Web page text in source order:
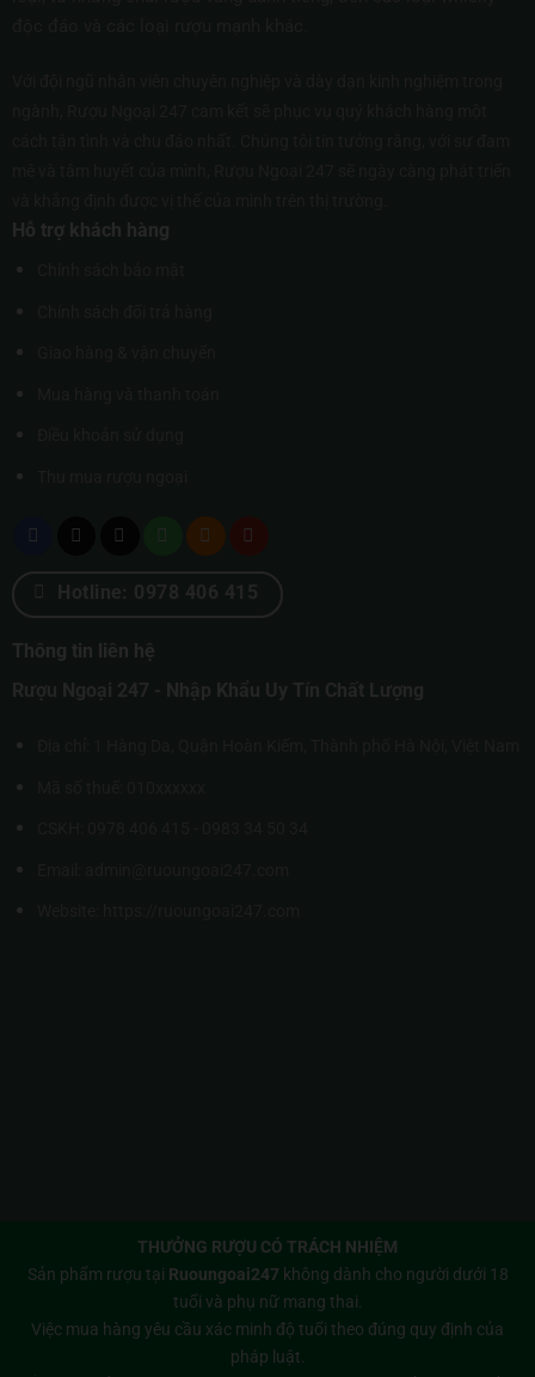
Hỗ trợ khách hàng
Hotline: 0978 406 415
Thông tin liên hệ
Rượu Ngoại 247 - Nhập Khẩu Uy Tín Chất Lượng
THƯỞNG RƯỢU CÓ TRÁCH NHIỆM
Sản phẩm rượu tại Ruoungoai247 không dành cho người dưới 18
tuổi và phụ nữ mang thai.
Việc mua hàng yêu cầu xác minh độ tuổi theo đúng quy định của
pháp luật.